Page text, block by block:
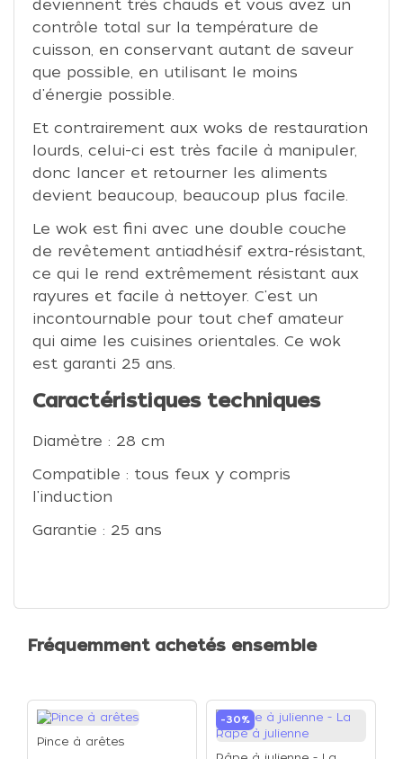
deviennent très chauds et vous avez un
contrôle total sur la température de
cuisson, en conservant autant de saveur
que possible, en utilisant le moins
d'énergie possible.
Et contrairement aux woks de restauration
lourds, celui-ci est très facile à manipuler,
donc lancer et retourner les aliments
devient beaucoup, beaucoup plus facile.
Le wok est fini avec une double couche
de revêtement antiadhésif extra-résistant,
ce qui le rend extrêmement résistant aux
rayures et facile à nettoyer. C'est un
incontournable pour tout chef amateur
qui aime les cuisines orientales. Ce wok
est garanti 25 ans.
Caractéristiques techniques
Diamètre : 28 cm
Compatible : tous feux y compris
l'induction
Garantie : 25 ans
Fréquemment achetés ensemble
Pince à arêtes
-30%